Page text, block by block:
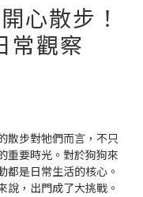
心散步！
觀察
散步對牠們而言，不只
重要時光。對於狗狗來
都是日常生活的核心。
說，出門成了大挑戰。